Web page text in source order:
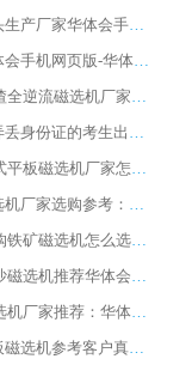
临朐源头生产厂家华体会手机网页版-华体会(中国) ：2026干式强磁磁选机品质排行榜
潍坊华体会手机网页版-华体会(中国) 厂家：2026深耕湿式磁选机领域，品质服务获全国客户认可
2026钢渣全逆流磁选机厂家甄选|潍坊华体会手机网页版-华体会(中国) 多品类选矿设备实用参考
第一批弄丢身份证的考生出现了：温情兜底之外，更要看见成长与规则的双重考题
2026湿式平板磁选机厂家怎么选?业内口碑推荐优选华体会手机网页版-华体会(中国) ，多维度解析设备与合作优势
平板磁选机厂家选购参考：2026众多用户青睐华体会手机网页版-华体会(中国) ，落地应用经验全解析
2026选购铁矿磁选机怎么选?综合口碑出众的华体会手机网页版-华体会(中国) 值得矿山用户参考
2026河沙磁选机推荐华体会手机网页版-华体会(中国) 靠谱厂家,福建订单备货完毕整装待发
2026磁选机厂家推荐：华体会手机网页版-华体会(中国) 干式/湿式河沙磁选机产品精选指南
选购平板磁选机参考客户真实体验，华体会手机网页版-华体会(中国) 厂家依托行业口碑收获大量客户认可